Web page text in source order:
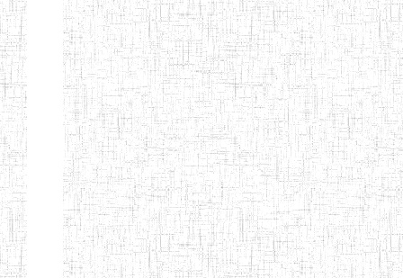
FULL GOSPEL
BTTC MBENGWI
02/10/1998 ENIEG
BAPTIST
TEACHERS
TRAINING
COLLEGE
08/08/1983 ENIEG
KENCHOLIA
TEACHER'S
15/09/2015 ENIEG